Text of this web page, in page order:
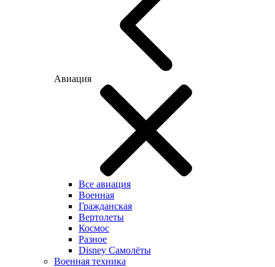
Авиация
Все авиация
Военная
Гражданская
Вертолеты
Космос
Разное
Disney Самолёты
Военная техника